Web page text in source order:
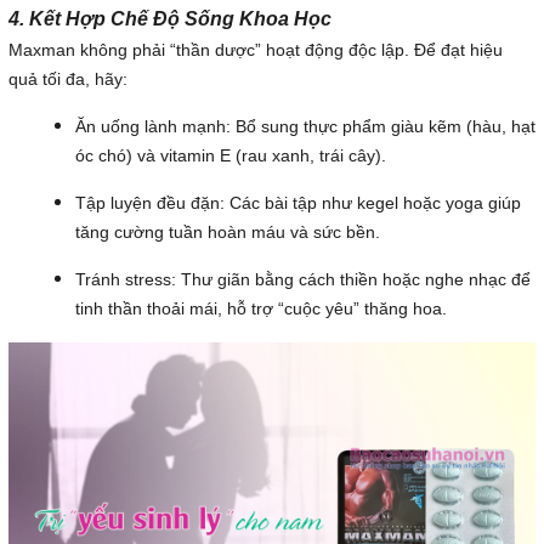
4. Kết Hợp Chế Độ Sống Khoa Học
Maxman không phải “thần dược” hoạt động độc lập. Để đạt hiệu
quả tối đa, hãy:
Ăn uống lành mạnh: Bổ sung thực phẩm giàu kẽm (hàu, hạt
óc chó) và vitamin E (rau xanh, trái cây).
Tập luyện đều đặn: Các bài tập như kegel hoặc yoga giúp
tăng cường tuần hoàn máu và sức bền.
Tránh stress: Thư giãn bằng cách thiền hoặc nghe nhạc để
tinh thần thoải mái, hỗ trợ “cuộc yêu” thăng hoa.